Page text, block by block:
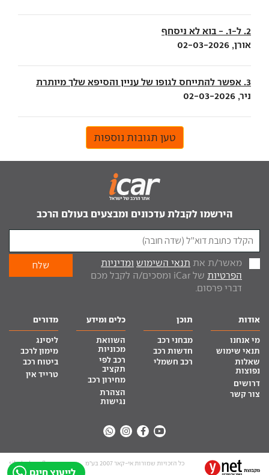
2. ל-1. - בוא לא ניסחף
אורן, 02-03-2026
3. אפשר להתייחס לגופו של עניין והסיפא שלך מיותרת
ניר, 02-03-2026
טען תגובות נוספות
לייעוץ חינם
הירשמו לקבלת עדכונים ומבצעים בעולם הרכב
מאשר/ת את תנאי השימוש ומדיניות
הפרטיות
של iCar ומסכים/ה לקבל מכם
דברי פרסום.
אודות
מי אנחנו
תנאי שימוש
שאלות
נפוצות
דרושים
צור קשר
תוכן
מבחני רכב
חדשות רכב
רכב חשמלי
כלים ומידע
השוואת
מכוניות
רכב לפי
תקציב
מחירון רכב
הצהרת
נגישות
מדורים
ליסינג
מימון לרכב
ביטוח רכב
טרייד אין
כל הזכויות שמורות אי-קאר 2007 בע”מ site by tq.soft